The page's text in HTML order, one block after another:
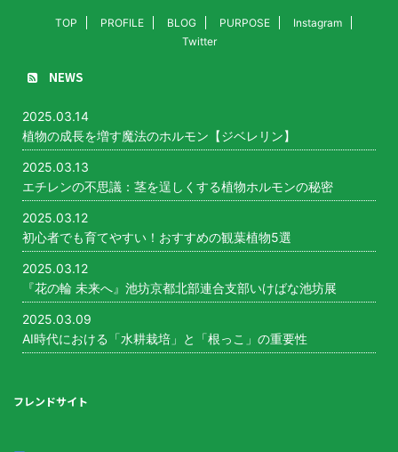
TOP PROFILE BLOG PURPOSE
Instagram
Twitter
NEWS
2025.03.14
植物の成長を増す魔法のホルモン【ジベレリン】
2025.03.13
エチレンの不思議：茎を逞しくする植物ホルモンの秘密
2025.03.12
初心者でも育てやすい！おすすめの観葉植物5選
2025.03.12
『花の輪 未来へ』池坊京都北部連合支部いけばな池坊展
2025.03.09
AI時代における「水耕栽培」と「根っこ」の重要性
フレンドサイト